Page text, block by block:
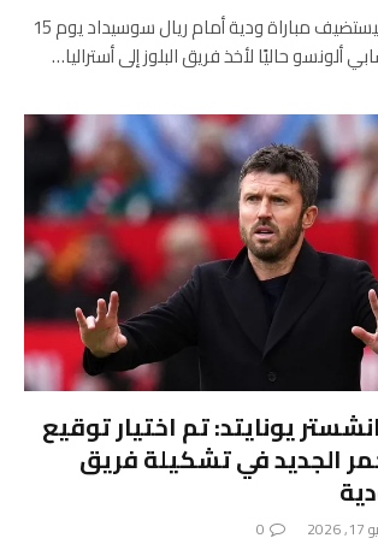
أعلن تشيلسي أنه سيستضيف مباراة ودية أمام ريال سوسيداد يوم 15
حاليًا لأخذ فريق البلوز إلى أستراليا…
يونايتد: تم اختيار توقيع
الجديد في تشكيلة فريق
0